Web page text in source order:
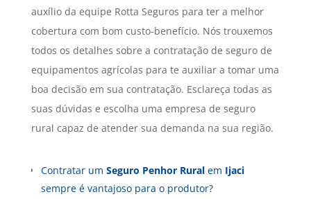
auxílio da equipe Rotta Seguros para ter a melhor
cobertura com bom custo-benefício. Nós trouxemos
todos os detalhes sobre a contratação de seguro de
equipamentos agrícolas para te auxiliar a tomar uma
boa decisão em sua contratação. Esclareça todas as
suas dúvidas e escolha uma empresa de seguro
rural capaz de atender sua demanda na sua região.
Contratar um Seguro Penhor Ruralem Ijaci
sempre é vantajoso para o produtor?